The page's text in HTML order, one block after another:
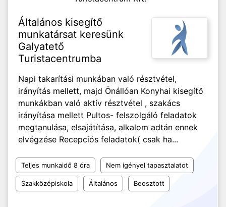
Általános kisegítő
munkatársat keresünk
Galyatető
Turistacentrumba
Napi takarítási munkában való résztvétel,
irányítás mellett, majd Önállóan Konyhai kisegítő
munkákban való aktív résztvétel , szakács
irányítása mellett Pultos- felszolgáló feladatok
megtanulása, elsajátítása, alkalom adtán ennek
elvégzése Recepciós feladatok( csak ha...
Teljes munkaidő 8 óra Nem igényel tapasztalatot
Szakközépiskola Általános Beosztott